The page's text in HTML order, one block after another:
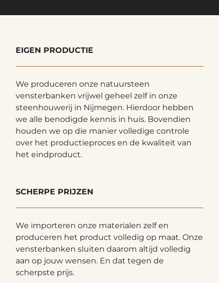
EIGEN PRODUCTIE
We produceren onze natuursteen
vensterbanken vrijwel geheel zelf in onze
steenhouwerij in Nijmegen. Hierdoor hebben
we alle benodigde kennis in huis. Bovendien
houden we op die manier volledige controle
over het productieproces en de kwaliteit van
het eindproduct.
SCHERPE PRIJZEN
We importeren onze materialen zelf en
produceren het product volledig op maat. Onze
vensterbanken sluiten daarom altijd volledig
aan op jouw wensen. En dat tegen de
scherpste prijs.